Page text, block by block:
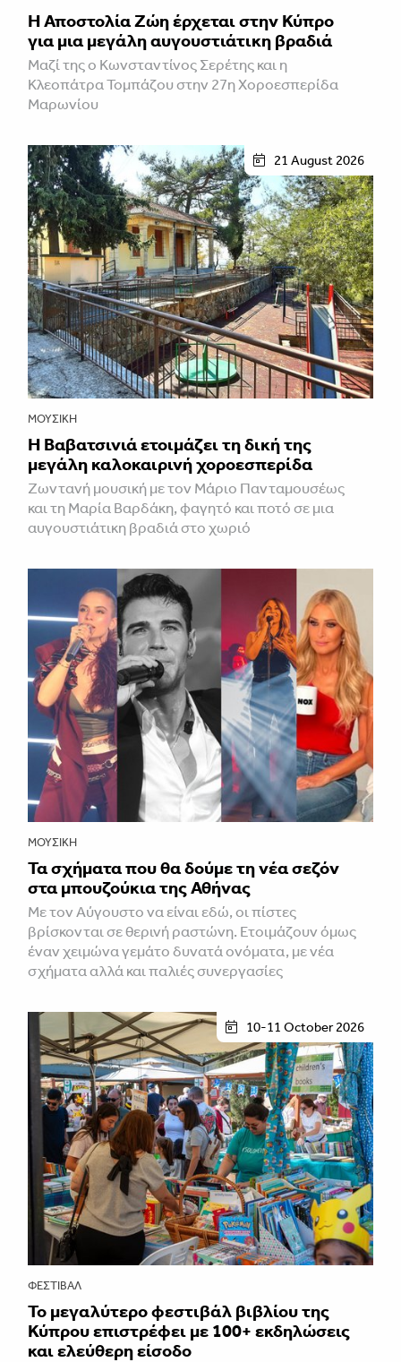
Η Αποστολία Ζώη έρχεται στην Κύπρο
για μια μεγάλη αυγουστιάτικη βραδιά
Μαζί της ο Κωνσταντίνος Σερέτης και η
Κλεοπάτρα Τομπάζου στην 27η Χοροεσπερίδα
Μαρωνίου
21 August 2026
ΜΟΥΣΙΚΉ
Η Βαβατσινιά ετοιμάζει τη δική της
μεγάλη καλοκαιρινή χοροεσπερίδα
Ζωντανή μουσική με τον Μάριο Πανταμουσέως
και τη Μαρία Βαρδάκη, φαγητό και ποτό σε μια
αυγουστιάτικη βραδιά στο χωριό
ΜΟΥΣΙΚΉ
Τα σχήματα που θα δούμε τη νέα σεζόν
στα μπουζούκια της Αθήνας
Με τον Αύγουστο να είναι εδώ, οι πίστες
βρίσκονται σε θερινή ραστώνη. Ετοιμάζουν όμως
έναν χειμώνα γεμάτο δυνατά ονόματα, με νέα
σχήματα αλλά και παλιές συνεργασίες
10-11 October 2026
ΦΕΣΤΙΒΑΛ
Το μεγαλύτερο φεστιβάλ βιβλίου της
Κύπρου επιστρέφει με 100+ εκδηλώσεις
και ελεύθερη είσοδο